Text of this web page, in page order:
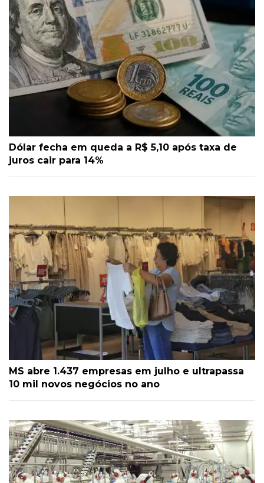
Dólar fecha em queda a R$ 5,10 após taxa de
juros cair para 14%
MS abre 1.437 empresas em julho e ultrapassa
10 mil novos negócios no ano